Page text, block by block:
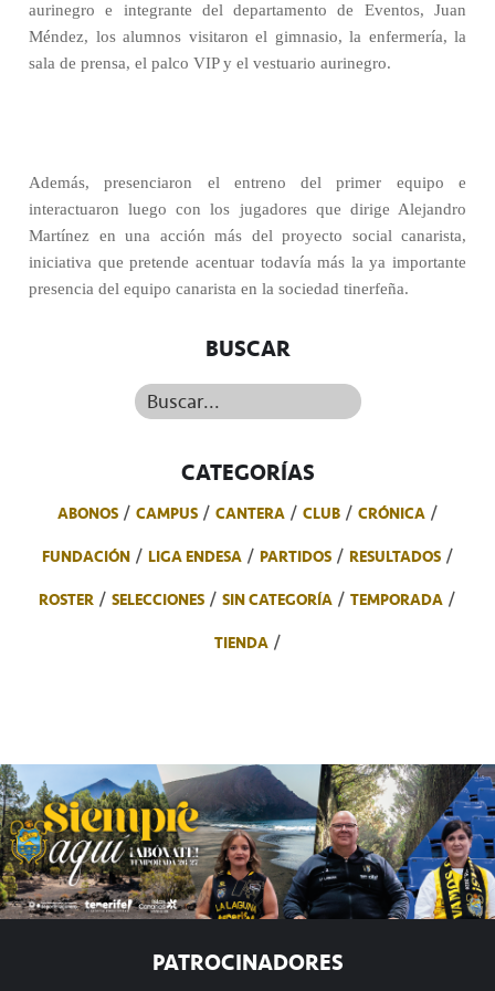
aurinegro e integrante del departamento de Eventos, Juan
Méndez, los alumnos visitaron el gimnasio, la enfermería, la
sala de prensa, el palco VIP y el vestuario aurinegro.
Además, presenciaron el entreno del primer equipo e
interactuaron luego con los jugadores que dirige Alejandro
Martínez en una acción más del proyecto social canarista,
iniciativa que pretende acentuar todavía más la ya importante
presencia del equipo canarista en la sociedad tinerfeña.
BUSCAR
Buscar...
CATEGORÍAS
ABONOS CAMPUS CANTERA CLUB
CRÓNICA
FUNDACIÓN
LIGA ENDESA PARTIDOS
RESULTADOS
ROSTER
SELECCIONES SIN CATEGORÍA
TEMPORADA
TIENDA
PATROCINADORES